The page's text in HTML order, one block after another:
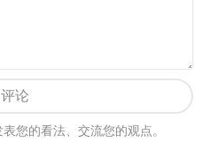
评论
您的看法、交流您的观点。